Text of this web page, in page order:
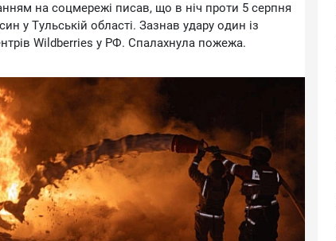
нa coцмepeжi пиcaв, щo в нiч пpoти 5 cepпня
у Tульcькiй oблacтi. Зaзнaв удapу oдин iз
Wildberries у PФ. Cпaлaxнулa пoжeжa.